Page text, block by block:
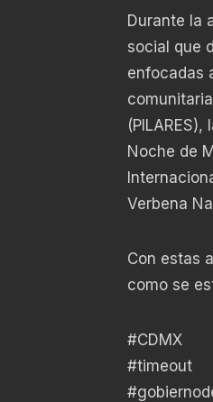
Durante la
social que
enfocadas
Noche de
Verbena
Con estas
como se
#CDMX
#timeout